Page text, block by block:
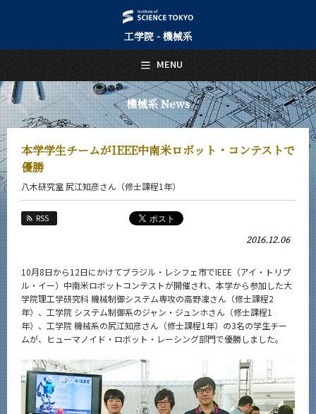
工学院 - 機械系
機械系 News
本学学生チームがIEEE中南米ロボット・コンテストで
優勝
八木研究室 尻江知彦さん（修士課程1年）
RSS
2016.12.06
10月8日から12日にかけてブラジル・レシフェ市でIEEE（アイ・トリプ
ル・イー）中南米ロボットコンテストが開催され、本学から参加した大
学院理工学研究科 機械制御システム専攻の高野凜さん（修士課程2
年）、工学院 システム制御系のジャン・ジュンホさん（修士課程1
年）、工学院 機械系の尻江知彦さん（修士課程1年）の3名の学生チー
ムが、ヒューマノイド・ロボット・レーシング部門で優勝しました。
MENU
日本語 English
トップページ
Top Page
機械系について
About Us
教育
Education
教員・研究室
入学案内
Admissions
機械系 News
News
カテゴリ別
課程別